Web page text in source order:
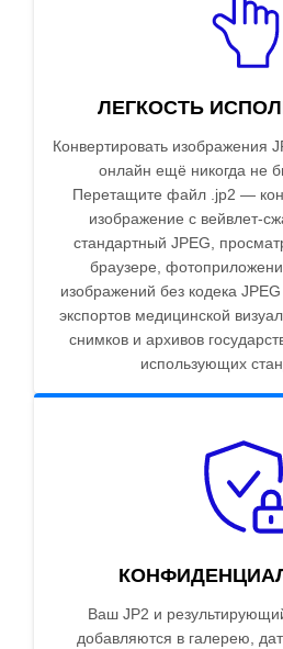
ЛЕГКОСТЬ
Конвертировать изображения
онлайн ещё никогда не
Перетащите файл .jp2 —
изображение с вейвлет-
стандартный JPEG,
браузере,
изображений без кодека
экспортов медицинской
снимков и архивов
использующих
Ваш JP2 и
добавляются в галерею,